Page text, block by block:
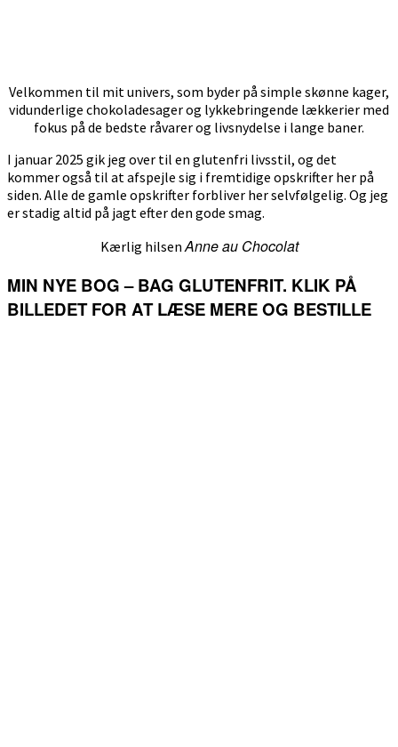
Velkommen til mit univers, som byder på simple skønne kager,
vidunderlige chokoladesager og lykkebringende lækkerier med
fokus på de bedste råvarer og livsnydelse i lange baner.
I januar 2025 gik jeg over til en glutenfri livsstil, og det
kommer også til at afspejle sig i fremtidige opskrifter her på
siden. Alle de gamle opskrifter forbliver her selvfølgelig. Og jeg
er stadig altid på jagt efter den gode smag.
Kærlig hilsenAnne au Chocolat
MIN NYE BOG – BAG GLUTENFRIT. KLIK PÅ
BILLEDET FOR AT LÆSE MERE OG BESTILLE